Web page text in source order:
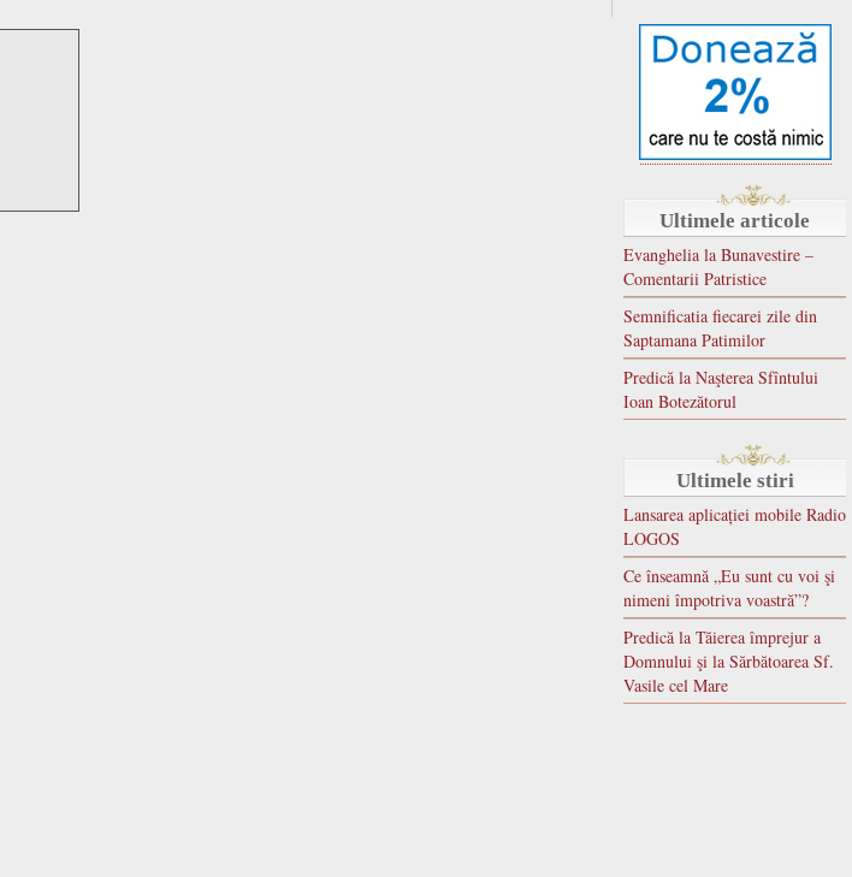
Ultimele articole
Evanghelia la Bunavestire –
Comentarii Patristice
Semnificatia fiecarei zile din
Saptamana Patimilor
Predică la Naşterea Sfîntului
Ioan Botezătorul
Ultimele stiri
Lansarea aplicației mobile Radio
LOGOS
Ce înseamnă „Eu sunt cu voi şi
nimeni împotriva voastră”?
Predică la Tăierea împrejur a
Domnului şi la Sărbătoarea Sf.
Vasile cel Mare